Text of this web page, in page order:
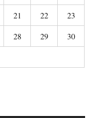
21 22
23
28 29
30